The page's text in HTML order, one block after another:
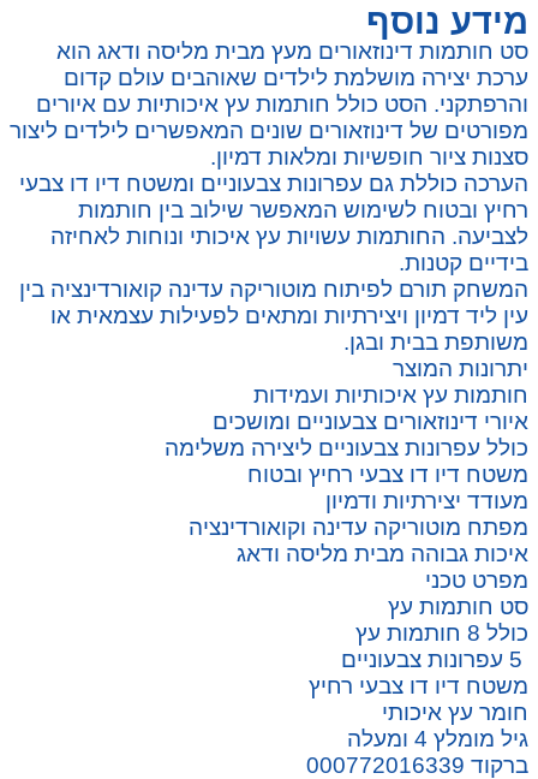
מידע נוסף
סט חותמות דינוזאורים מעץ מבית מליסה ודאג הוא
ערכת יצירה מושלמת לילדים שאוהבים עולם קדום
והרפתקני. הסט כולל חותמות עץ איכותיות עם איורים
מפורטים של דינוזאורים שונים המאפשרים לילדים ליצור
סצנות ציור חופשיות ומלאות דמיון.
הערכה כוללת גם עפרונות צבעוניים ומשטח דיו דו צבעי
רחיץ ובטוח לשימוש המאפשר שילוב בין חותמות
לצביעה. החותמות עשויות עץ איכותי ונוחות לאחיזה
בידיים קטנות.
המשחק תורם לפיתוח מוטוריקה עדינה קואורדינציה בין
עין ליד דמיון ויצירתיות ומתאים לפעילות עצמאית או
משותפת בבית ובגן.
יתרונות המוצר
חותמות עץ איכותיות ועמידות
איורי דינוזאורים צבעוניים ומושכים
כולל עפרונות צבעוניים ליצירה משלימה
משטח דיו דו צבעי רחיץ ובטוח
מעודד יצירתיות ודמיון
מפתח מוטוריקה עדינה וקואורדינציה
איכות גבוהה מבית מליסה ודאג
מפרט טכני
סט חותמות עץ
כולל 8 חותמות עץ
משטח דיו דו צבעי רחיץ
חומר עץ איכותי
גיל מומלץ 4 ומעלה
ברקוד 000772016339